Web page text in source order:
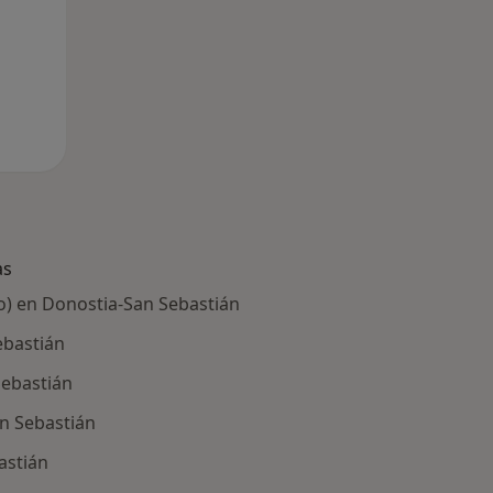
en Donostia-San Sebastián
Sebastián